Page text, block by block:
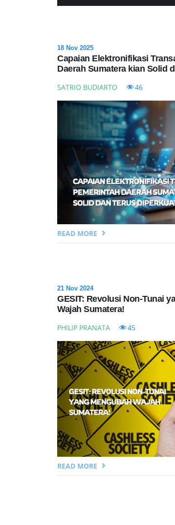
18 Nov 2025
Capaian Elektronifikasi
Daerah Sumatera kian Solid
SATRIO BUDIARTO 46
READ MORE
21 Nov 2024
GESIT: Revolusi Non-Tunai
Wajah Sumatera!
PHILIP PRANATA 45
READ MORE